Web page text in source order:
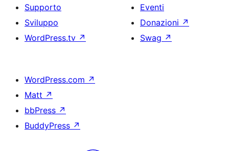
Supporto
Sviluppo
WordPress.tv ↗
Eventi
Donazioni ↗
Swag ↗
WordPress.com ↗
Matt ↗
bbPress ↗
BuddyPress ↗